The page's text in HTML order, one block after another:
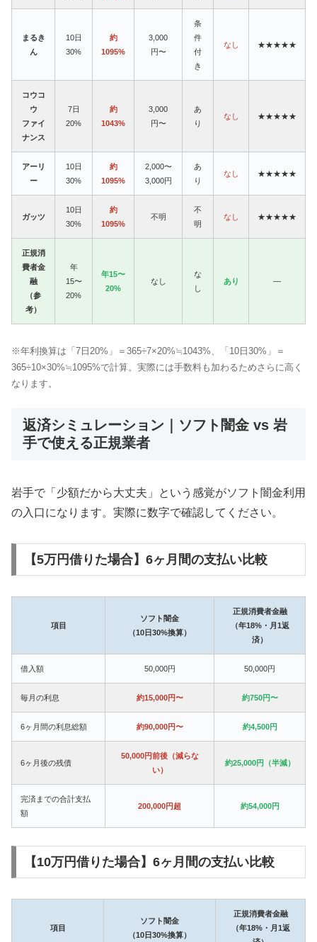
まるき
ん
10日
30%
約
1095%
3,000
円〜
条
件
付
き
なし ★★★★★
コウコ
ウ
ファイ
ナンス
7日
20%
約
1043%
3,000
円〜
あ
り
なし ★★★★★
アーリ
ー
10日
30%
約
1095%
2,000〜
3,000円
あ
り
なし ★★★★★
ガッツ
10日
30%
約
1095%
不明
不
明
なし ★★★★★
正規消
費者金
融
（参
考）
年
15〜
20%
年15〜
20%
なし
な
し
あり —
※年利換算は「7日20%」＝365÷7×20%≒1043%、「10日30%」＝
365÷10×30%≒1095%で計算。実際には手数料も加わるためさらに高く
なります。
返済シミュレーション｜ソフト闇金 vs 岩
手で使える正規業者
岩手で「少額だから大丈夫」という感覚がソフト闇金利用
の入口になります。実際に数字で確認してください。
【5万円借りた場合】6ヶ月間の支払い比較
項目
ソフト闇金
（10日30%換算）
正規消費者金融
（年18%・月1返
済）
借入額 50,000円 50,000円
毎月の利息 約15,000円〜 約750円〜
6ヶ月間の利息総額 約90,000円〜 約4,500円
6ヶ月後の残債
50,000円前後（減らな
い）
約25,000円（半減）
完済までの合計支払
額
200,000円超 約54,000円
【10万円借りた場合】6ヶ月間の支払い比較
項目
ソフト闇金
（10日30%換算）
正規消費者金融
（年18%・月1返